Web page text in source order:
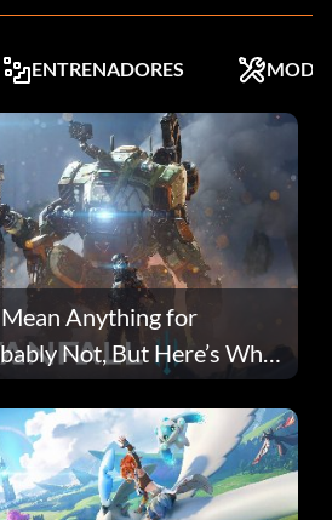
ENTRENADORES MODS
Anything for
Not, But Here’s Why